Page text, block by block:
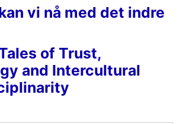
vi nå med det indre
of Trust,
and Intercultural